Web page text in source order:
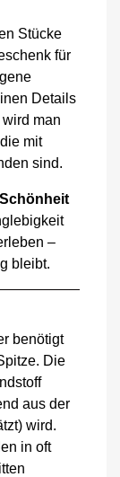
Stücke
für
Details
man
mit
sind.
–
bleibt.
benötigt
Die
aus der
wird.
in oft